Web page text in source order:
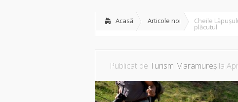
Acasă Articole noi Cheile
plăcutul
Publicat de Turism Maramureș la